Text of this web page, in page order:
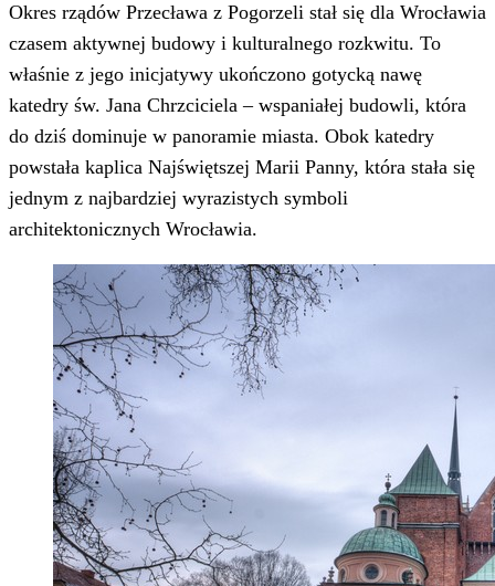
Okres rządów Przecława z Pogorzeli stał się dla Wrocławia
czasem aktywnej budowy i kulturalnego rozkwitu. To
właśnie z jego inicjatywy ukończono gotycką nawę
katedry św. Jana Chrzciciela – wspaniałej budowli, która
do dziś dominuje w panoramie miasta. Obok katedry
powstała kaplica Najświętszej Marii Panny, która stała się
jednym z najbardziej wyrazistych symboli
architektonicznych Wrocławia.